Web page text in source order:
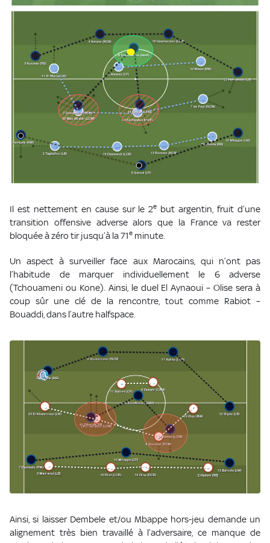
Il est nettement en cause sur le 2e but argentin, fruit d’une
transition offensive adverse alors que la France va rester
bloquée à zéro tir jusqu’à la 71e minute.
Un aspect à surveiller face aux Marocains, qui n’ont pas
l’habitude de marquer individuellement le 6 adverse
(Tchouameni ou Kone). Ainsi, le duel El Aynaoui – Olise sera à
coup sûr une clé de la rencontre, tout comme Rabiot –
Bouaddi, dans l’autre halfspace.
Ainsi, si laisser Dembele et/ou Mbappe hors-jeu demande un
alignement très bien travaillé à l’adversaire, ce manque de